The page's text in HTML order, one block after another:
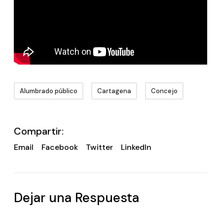
Alumbrado público Cartagena Concejo
Compartir:
Email Facebook Twitter LinkedIn
Dejar una Respuesta